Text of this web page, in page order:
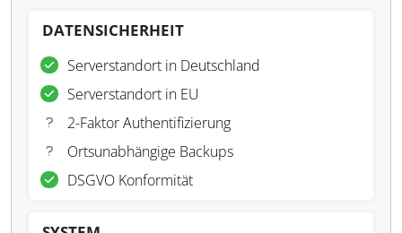
DATENSICHERHEIT
Serverstandort in Deutschland
Serverstandort in EU
2-Faktor Authentifizierung
Ortsunabhängige Backups
DSGVO Konformität